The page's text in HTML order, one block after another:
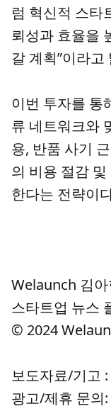
럼 혁신적 스타
뢰성과 효율을
갈 계획”이라고
이번 투자를 통
류 네트워크와
용, 반품 사기
의 비용 절감
한다는 전략이
Welaunch 김
스타트업 뉴스
© 2024
보도자료/기고
광고/제휴 문